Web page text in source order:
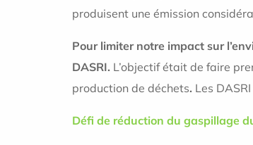
produisent une émission
Pour limiter notre impact sur
DASRI. L’objectif était de faire
production de déchets. Les
Défi de réduction du gaspillage